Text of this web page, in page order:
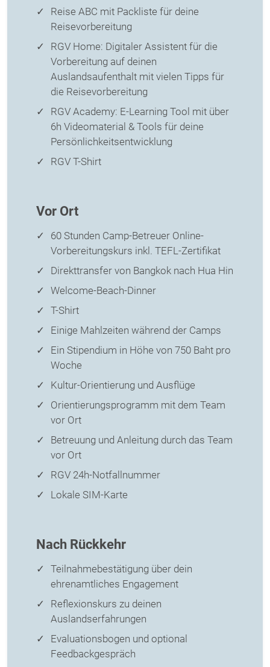
Reise ABC mit Packliste für deine
Reisevorbereitung
RGV Home: Digitaler Assistent für die
Vorbereitung auf deinen
Auslandsaufenthalt mit vielen Tipps für
die Reisevorbereitung
RGV Academy: E-Learning Tool mit über
6h Videomaterial & Tools für deine
Persönlichkeitsentwicklung
RGV T-Shirt
Vor Ort
60 Stunden Camp-Betreuer Online-
Vorbereitungskurs inkl. TEFL-Zertifikat
Direkttransfer von Bangkok nach Hua Hin
Welcome-Beach-Dinner
T-Shirt
Einige Mahlzeiten während der Camps
Ein Stipendium in Höhe von 750 Baht pro
Woche
Kultur-Orientierung und Ausflüge
Orientierungsprogramm mit dem Team
vor Ort
Betreuung und Anleitung durch das Team
vor Ort
RGV 24h-Notfallnummer
Lokale SIM-Karte
Nach Rückkehr
Teilnahmebestätigung über dein
ehrenamtliches Engagement
Reflexionskurs zu deinen
Auslandserfahrungen
Evaluationsbogen und optional
Feedbackgespräch